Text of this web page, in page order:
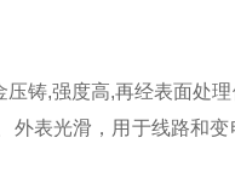
铸,强度高,再经表面处
表光滑，用于线路和